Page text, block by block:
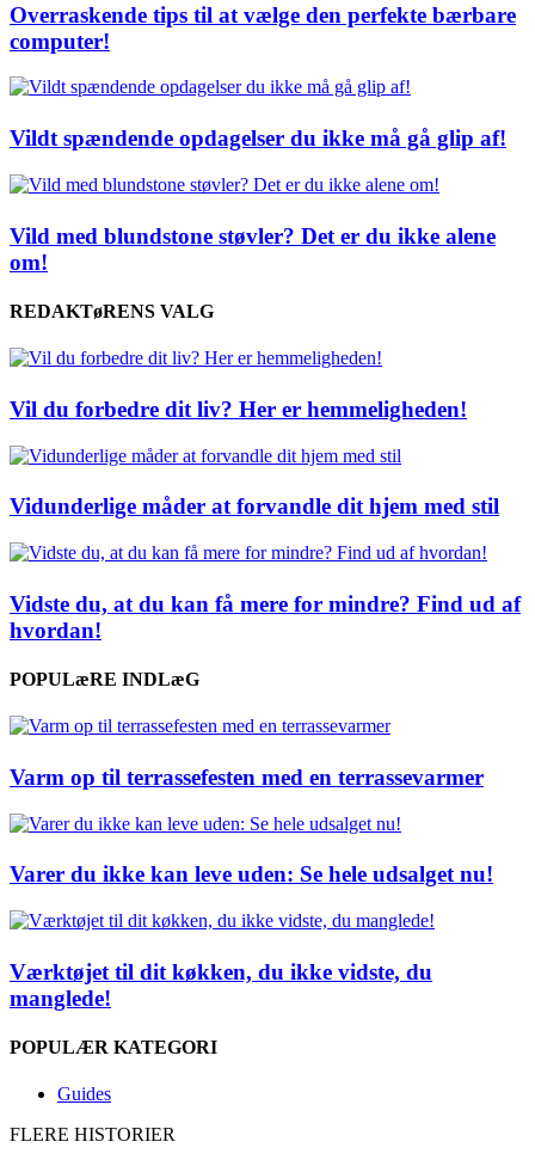
Overraskende tips til at vælge den perfekte bærbare
computer!
Vildt spændende opdagelser du ikke må gå glip af!
Vild med blundstone støvler? Det er du ikke alene
om!
REDAKTøRENS VALG
Vil du forbedre dit liv? Her er hemmeligheden!
Vidunderlige måder at forvandle dit hjem med stil
Vidste du, at du kan få mere for mindre? Find ud af
hvordan!
POPULæRE INDLæG
Varm op til terrassefesten med en terrassevarmer
Varer du ikke kan leve uden: Se hele udsalget nu!
Værktøjet til dit køkken, du ikke vidste, du
manglede!
POPULÆR KATEGORI
Guides
FLERE HISTORIER